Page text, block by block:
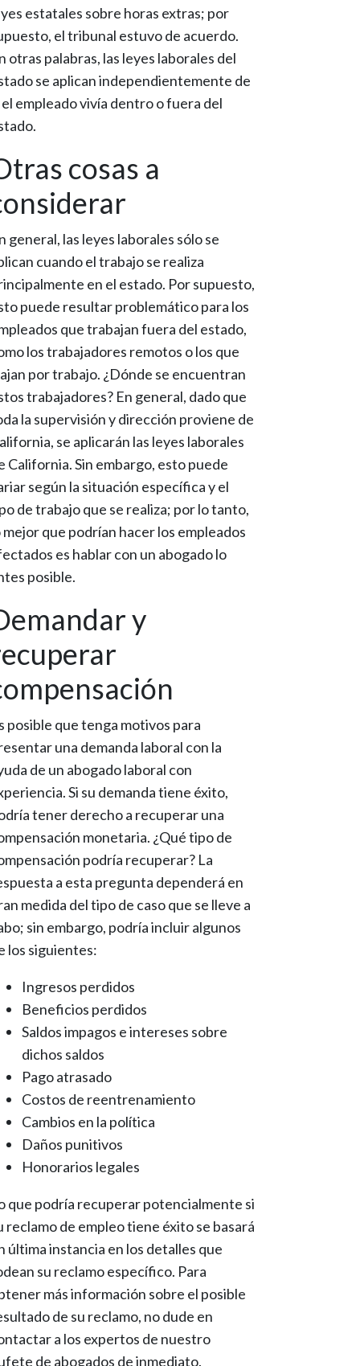
estatales sobre horas extras; por
el tribunal estuvo de acuerdo.
otras palabras, las leyes laborales del
se aplican independientemente de
el empleado vivía dentro o fuera del
cosas a
general, las leyes laborales sólo se
cuando el trabajo se realiza
en el estado. Por supuesto,
puede resultar problemático para los
que trabajan fuera del estado,
los trabajadores remotos o los que
por trabajo. ¿Dónde se encuentran
trabajadores? En general, dado que
la supervisión y dirección proviene de
se aplicarán las leyes laborales
California. Sin embargo, esto puede
según la situación específica y el
de trabajo que se realiza; por lo tanto,
mejor que podrían hacer los empleados
es hablar con un abogado lo
posible.
y
posible que tenga motivos para
una demanda laboral con la
de un abogado laboral con
Si su demanda tiene éxito,
tener derecho a recuperar una
monetaria. ¿Qué tipo de
podría recuperar? La
a esta pregunta dependerá en
medida del tipo de caso que se lleve a
sin embargo, podría incluir algunos
los siguientes:
Ingresos perdidos
Beneficios perdidos
Saldos impagos e intereses sobre
dichos saldos
Pago atrasado
Costos de reentrenamiento
Cambios en la política
Daños punitivos
Honorarios legales
que podría recuperar potencialmente si
reclamo de empleo tiene éxito se basará
última instancia en los detalles que
su reclamo específico. Para
más información sobre el posible
de su reclamo, no dude en
a los expertos de nuestro
de abogados de inmediato.